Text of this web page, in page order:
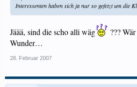
Interessenten haben sich ja nur so gefetzt um die
Jäää, sind die scho alli wäg
???
Wunder…
28. Februar 2007